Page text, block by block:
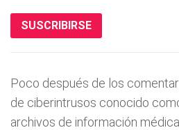
SUSCRIBIRSE
Poco después de los
de ciberintrusos conocido
archivos de información